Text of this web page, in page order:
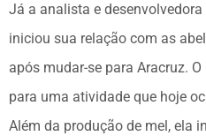
Já a analista e
iniciou sua relação com as
após mudar-se para Aracruz.
para uma atividade que hoje
Além da produção de mel, ela